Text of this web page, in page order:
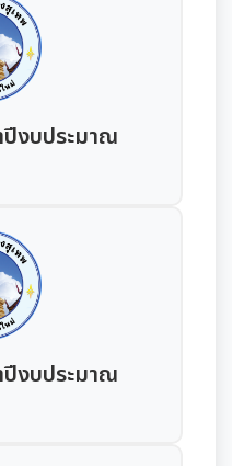
ะจำปี
นผลแผนพัฒนาท้องถิ่น
าน
ปีงบประมาณ
ปีงบประมาณ